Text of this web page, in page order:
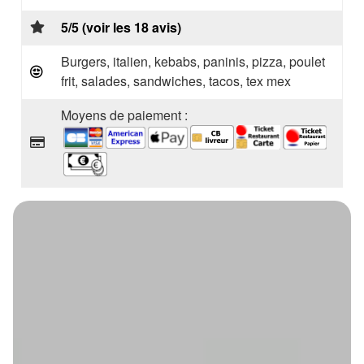
5/5 (voir les 18 avis)
Burgers, italien, kebabs, paninis, pizza, poulet
frit, salades, sandwiches, tacos, tex mex
Moyens de paiement :